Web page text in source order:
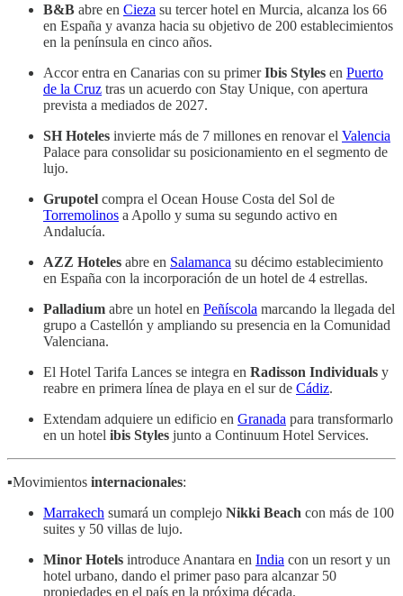
B&B abre en Cieza su tercer hotel en Murcia, alcanza los 66
en España y avanza hacia su objetivo de 200 establecimientos
en la península en cinco años.
Accor entra en Canarias con su primerIbis Styles en Puerto
de la Cruz tras un acuerdo con Stay Unique, con apertura
prevista a mediados de 2027.
SH Hoteles invierte más de 7 millones en renovar el Valencia
Palace para consolidar su posicionamiento en el segmento de
lujo.
Grupotel compra el Ocean House Costa del Sol de
Torremolinos a Apollo y suma su segundo activo en
Andalucía.
AZZ Hoteles abre en Salamanca su décimo establecimiento
en España con la incorporación de un hotel de 4 estrellas.
Palladium abre un hotel en Peñíscola marcando la llegada del
grupo a Castellón y ampliando su presencia en la Comunidad
Valenciana.
El Hotel Tarifa Lances se integra en Radisson Individuals y
reabre en primera línea de playa en el sur de Cádiz.
Extendam adquiere un edificio en Granada para transformarlo
en un hotel ibis Styles junto a Continuum Hotel Services.
▪️Movimientos internacionales:
Marrakech sumará un complejo Nikki Beach con más de 100
suites y 50 villas de lujo.
Minor Hotels introduce Anantara en India con un resort y un
hotel urbano, dando el primer paso para alcanzar 50
propiedades en el país en la próxima década.